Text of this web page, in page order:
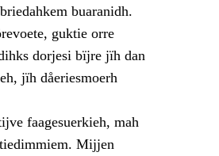
buaranidh.
guktie orre
dorjesi bïjre jïh dan
jïh dåeriesmoerh
faagesuerkieh, mah
Mijjen